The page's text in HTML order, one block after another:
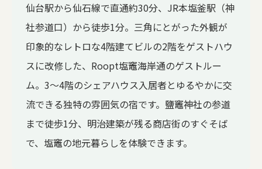
仙台駅から仙石線で直通約30分、JR本塩釜駅（神
社参道口）から徒歩1分。三角にとがった外観が
印象的なレトロな4階建てビルの2階をゲストハウ
スに改修した、Roopt塩竈海岸通のゲストルー
ム。3〜4階のシェアハウス入居者とゆるやかに交
流できる独特の雰囲気の宿です。鹽竈神社の参道
まで徒歩1分、明治建築が残る商店街のすぐそば
で、塩竈の地元暮らしを体験できます。